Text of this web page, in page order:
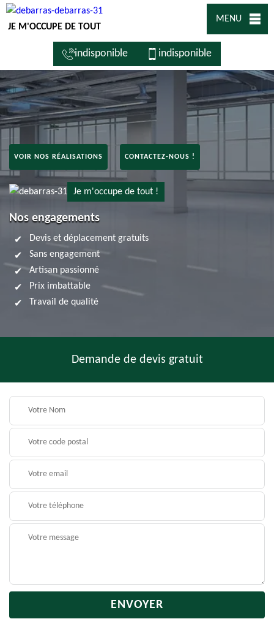
JE M'OCCUPE DE TOUT
MENU
indisponible indisponible
VOIR NOS RÉALISATIONS CONTACTEZ-NOUS !
Je m'occupe de tout !
Nos engagements
Devis et déplacement gratuits
Sans engagement
Artisan passionné
Prix imbattable
Travail de qualité
Demande de devis gratuit